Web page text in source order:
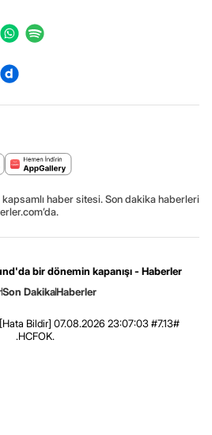
kapsamlı haber sitesi. Son dakika haberleri
bir dönemin kapanışı - Haberler
Son DakikaHaberler
[Hata Bildir] 07.08.2026 23:07:03 #7.13#
.HCFOK.